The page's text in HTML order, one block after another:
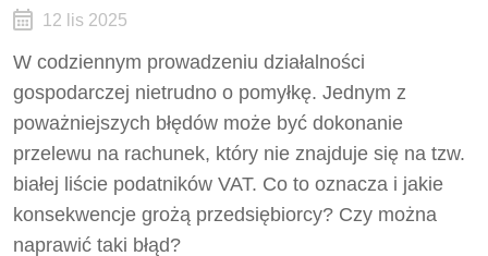
12 lis 2025
W codziennym prowadzeniu działalności
gospodarczej nietrudno o pomyłkę. Jednym z
poważniejszych błędów może być dokonanie
przelewu na rachunek, który nie znajduje się na tzw.
białej liście podatników VAT. Co to oznacza i jakie
konsekwencje grożą przedsiębiorcy? Czy można
naprawić taki błąd?